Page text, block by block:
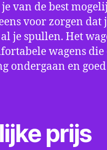
van de best
voor zorgen dat
je spullen. Het
wagens die
ondergaan en goed
prijs